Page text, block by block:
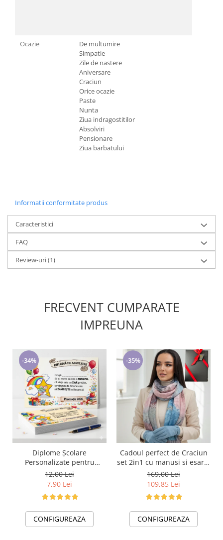
Ocazie
De multumire
Simpatie
Zile de nastere
Aniversare
Craciun
Orice ocazie
Paste
Nunta
Ziua indragostitilor
Absolviri
Pensionare
Ziua barbatului
Informatii conformitate produs
Caracteristici
FAQ
Review-uri(1)
FRECVENT CUMPARATE
IMPREUNA
-34%
Diplome Școlare
Personalizate pentru
Absolventi de scoala sau
gradinita
12,00 Lei
7,90 Lei
CONFIGUREAZA
-35%
Cadoul perfect de Craciun
set 2in1 cu manusi si esarfa
foarte groasa si calduroasa
2523.07.06
169,00 Lei
109,85 Lei
CONFIGUREAZA